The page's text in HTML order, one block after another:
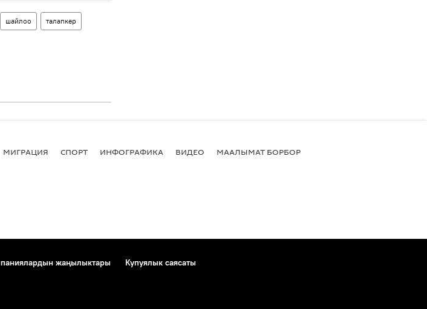
шайлоо талапкер
МИГРАЦИЯ СПОРТ ИНФОГРАФИКА ВИДЕО МААЛЫМАТ БОРБОР
жаңылыктары
Купуялык саясаты